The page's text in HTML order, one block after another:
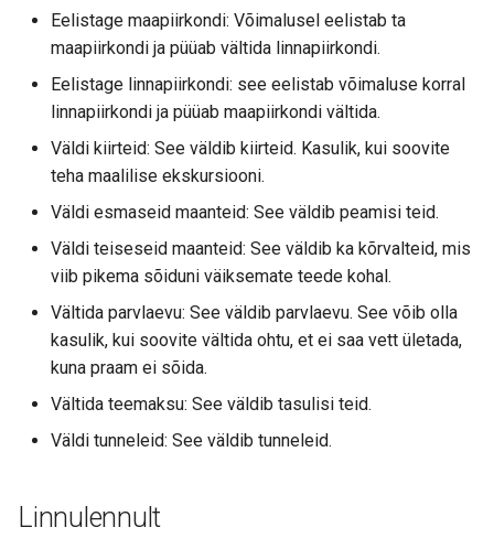
Eelistage maapiirkondi: Võimalusel eelistab ta
maapiirkondi ja püüab vältida linnapiirkondi.
Eelistage linnapiirkondi: see eelistab võimaluse korral
linnapiirkondi ja püüab maapiirkondi vältida.
Väldi kiirteid: See väldib kiirteid. Kasulik, kui soovite
teha maalilise ekskursiooni.
Väldi esmaseid maanteid: See väldib peamisi teid.
Väldi teiseseid maanteid: See väldib ka kõrvalteid, mis
viib pikema sõiduni väiksemate teede kohal.
Vältida parvlaevu: See väldib parvlaevu. See võib olla
kasulik, kui soovite vältida ohtu, et ei saa vett ületada,
kuna praam ei sõida.
Vältida teemaksu: See väldib tasulisi teid.
Väldi tunneleid: See väldib tunneleid.
Linnulennult